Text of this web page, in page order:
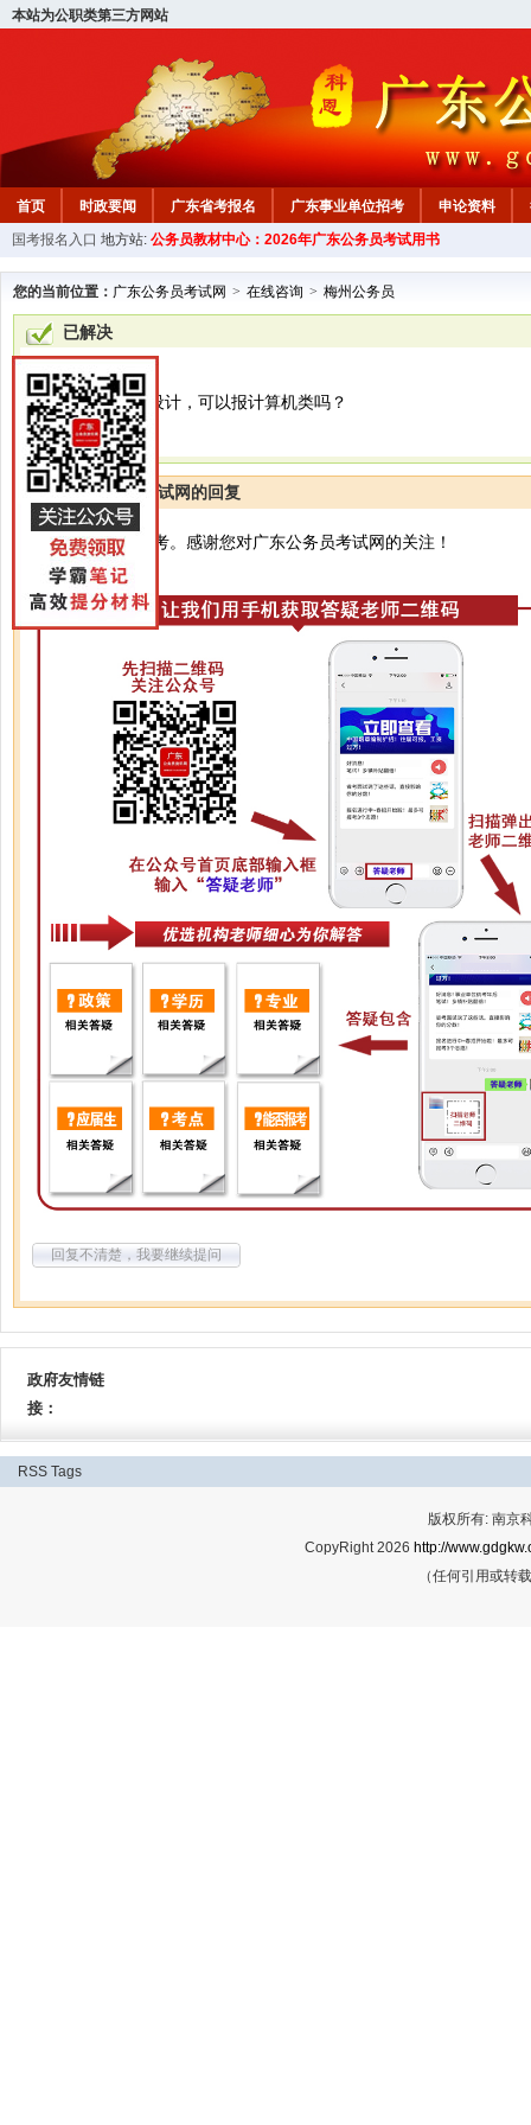
本站为公职类第三方网站
首页 时政要闻 广东省考报名 广东事业单位招考 申论资料
国考报名入口 地方站: 公务员教材中心：2026年广东公务员考试用书
您的当前位置： 广东公务员考试网 > 在线咨询 > 梅州公务员
已解决
梅州公务员
我的专业是艺术设计，可以报计算机类吗？
广东公务员考试网的回复
您好，不可以报考。感谢您对广东公务员考试网的关注！
回复不清楚，我要继续提问
政府友情链
接：
RSS Tags
版权所有: 南
CopyRight 2026 http://
（任何引用或转